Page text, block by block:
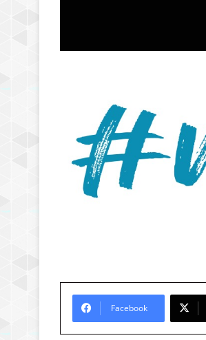
Facebook